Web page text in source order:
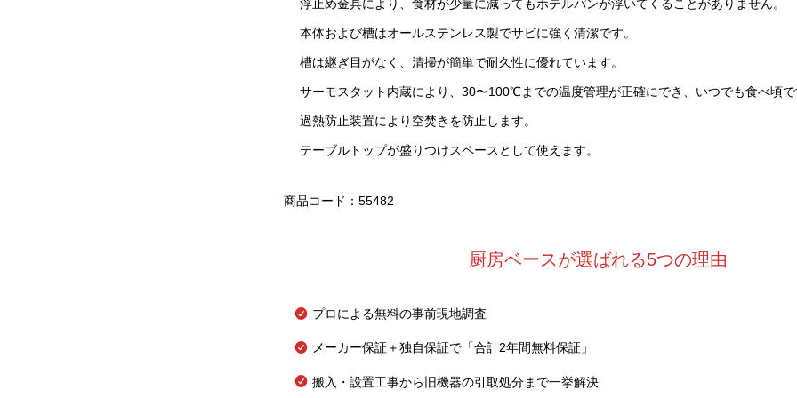
浮止め金具により、食材が少量に減ってもホテルパンが浮いてくることがありません。
本体および槽はオールステンレス製でサビに強く清潔です。
槽は継ぎ目がなく、清掃が簡単で耐久性に優れています。
サーモスタット内蔵により、30〜100℃までの温度管理が正確にでき、いつでも食べ頃
過熱防止装置により空焚きを防止します。
テーブルトップが盛りつけスペースとして使えます。
商品コード：55482
厨房ベースが選ばれる5つの理由
プロによる無料の事前現地調査
メーカー保証＋独自保証で「合計2年間無料保証」
搬入・設置工事から旧機器の引取処分まで一挙解決